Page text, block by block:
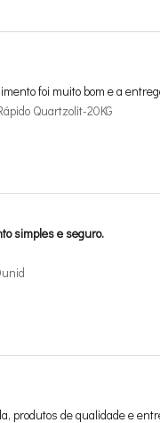
foi muito bom e a
Quartzolit-20KG
simples e seguro.
produtos de qualidade e